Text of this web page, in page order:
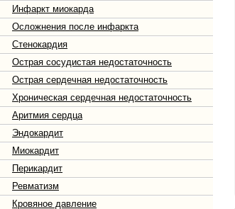
Инфаркт миокарда
Осложнения после инфаркта
Стенокардия
Острая сосудистая недостаточность
Острая сердечная недостаточность
Хроническая сердечная недостаточность
Аритмия сердца
Эндокардит
Миокардит
Перикардит
Ревматизм
Кровяное давление